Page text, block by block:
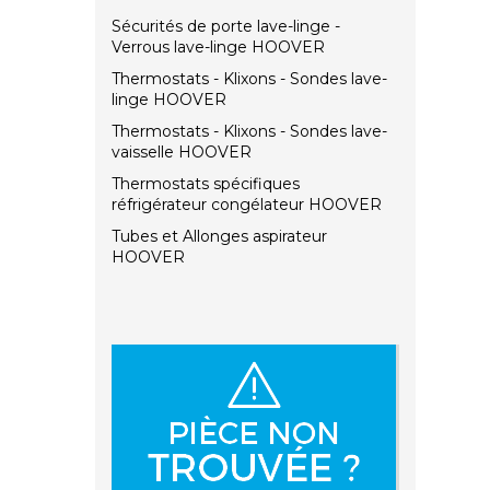
Sécurités de porte lave-linge -
Verrous lave-linge HOOVER
Thermostats - Klixons - Sondes lave-
linge HOOVER
Thermostats - Klixons - Sondes lave-
vaisselle HOOVER
Thermostats spécifiques
réfrigérateur congélateur HOOVER
Tubes et Allonges aspirateur
HOOVER